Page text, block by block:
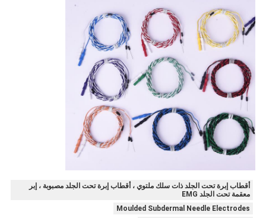
أقطاب إبرة تحت الجلد ذات سلك ملتوي ، أقطاب إبرة تحت الجلد مصبوبة ، إبر
معقمة تحت الجلد EMG
Moulded Subdermal Needle Electrodes